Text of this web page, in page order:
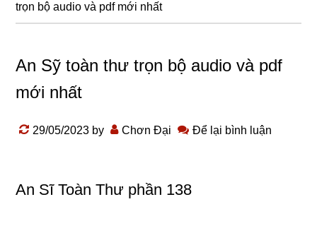
trọn bộ audio và pdf mới nhất
An Sỹ toàn thư trọn bộ audio và pdf
mới nhất
29/05/2023 by Chơn Đại Để lại bình luận
An Sĩ Toàn Thư phần 138